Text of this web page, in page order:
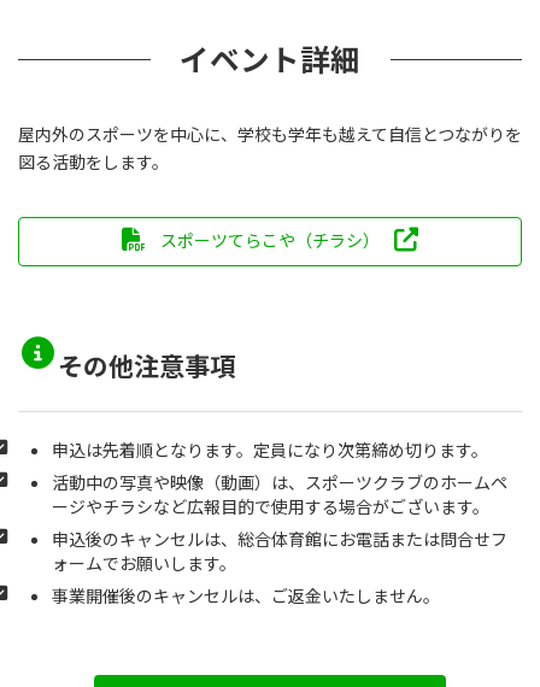
イベント詳細
屋内外のスポーツを中心に、学校も学年も越えて自信とつながりを
図る活動をします。
スポーツてらこや（チラシ）
その他注意事項
申込は先着順となります。定員になり次第締め切ります。
活動中の写真や映像（動画）は、スポーツクラブのホームペ
ージやチラシなど広報目的で使用する場合がございます。
申込後のキャンセルは、総合体育館にお電話または問合せフ
ォームでお願いします。
事業開催後のキャンセルは、ご返金いたしません。